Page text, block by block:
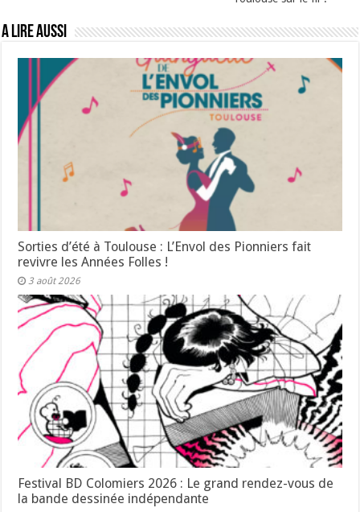
A lire aussi
Sorties d’été à Toulouse : L’Envol des Pionniers fait
revivre les Années Folles !
3 août 2026
Festival BD Colomiers 2026 : Le grand rendez-vous de
la bande dessinée indépendante